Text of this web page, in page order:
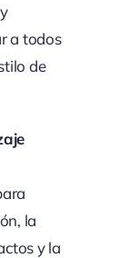
a todos
de
la
y la